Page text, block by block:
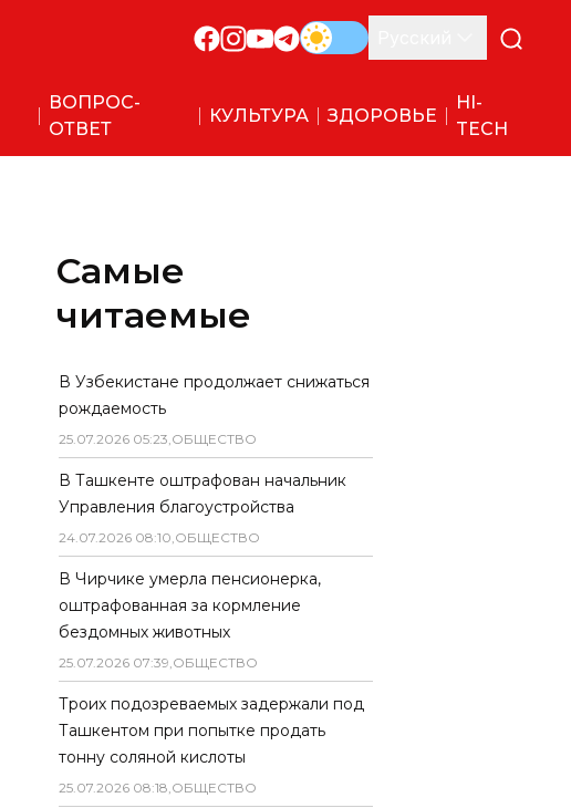
ВОПРОС-
ОТВЕТ
КУЛЬТУРА ЗДОРОВЬЕ
HI-
TECH
Самые
читаемые
В Узбекистане продолжает снижаться
рождаемость
25.07.2026 05:23,ОБЩЕСТВО
В Ташкенте оштрафован начальник
Управления благоустройства
24.07.2026 08:10,ОБЩЕСТВО
В Чирчике умерла пенсионерка,
оштрафованная за кормление
бездомных животных
25.07.2026 07:39,ОБЩЕСТВО
Троих подозреваемых задержали под
Ташкентом при попытке продать
тонну соляной кислоты
25.07.2026 08:18,ОБЩЕСТВО